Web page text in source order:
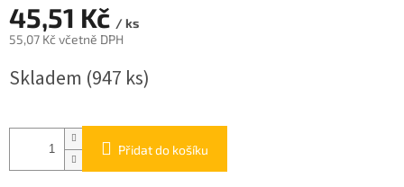
45,51 Kč / ks
55,07 Kč včetně DPH
cena:
Skladem (947 ks)
Přidat do košíku